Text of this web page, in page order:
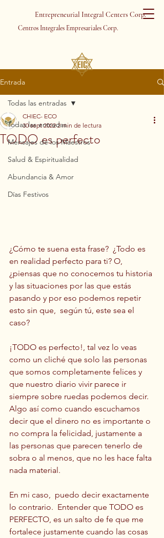
Entrepreneurial Integral Centers Corp.
Centros Integrales Empresariales Corp.
Entrada
Todas las entradas
Mensajes de los Maestros
Salud & Espiritualidad
Abundancia & Amor
Días Festivos
Todas las entradas
TODO es perfecto
CHIEC- ECO
30 sept 2022 2 min de lectura
¿Cómo te suena esta frase?  ¿Todo es
en realidad perfecto para ti? O,
¿piensas que no conocemos tu historia
y las situaciones por las que estás
pasando y por eso podemos repetir
esto sin que,  según tú, este sea el
caso?
¡TODO es perfecto!, tal vez lo veas
como un cliché que solo las personas
que somos completamente felices y
que nuestro diario vivir parece ir
siempre sobre ruedas podemos decir.
Algo así como cuando escuchamos
decir que el dinero no es importante o
no compra la felicidad, justamente a
las personas que parecen tenerlo de
sobra o al menos, que no les hace falta
nada material.
En mi caso,  puedo decir exactamente
lo contrario.  Entender que TODO es
PERFECTO, es un salto de fe que me
fortalece justamente cuando las cosas